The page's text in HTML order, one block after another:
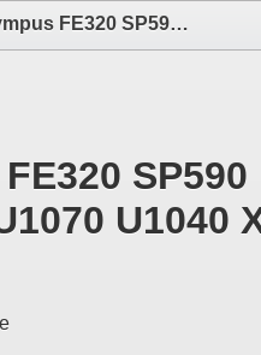
PRO-JEX: LCD Olympus FE320 SP590 FE340 U5000 U1070 U1040 X-835 elektronika i akcesoria aparatów fotograficznych
SP590
U1040